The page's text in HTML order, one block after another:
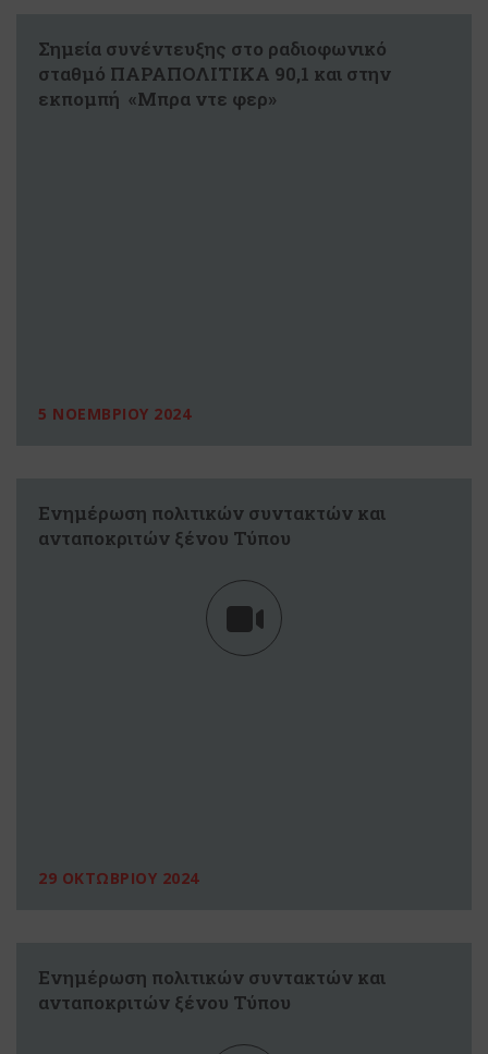
Σημεία συνέντευξης στο ραδιοφωνικό
σταθμό ΠΑΡΑΠΟΛΙΤΙΚΑ 90,1 και στην
εκπομπή «Μπρα ντε φερ»
5 ΝΟΕΜΒΡΙΟΥ 2024
Ενημέρωση πολιτικών συντακτών και
ανταποκριτών ξένου Τύπου
29 ΟΚΤΩΒΡΙΟΥ 2024
Ενημέρωση πολιτικών συντακτών και
ανταποκριτών ξένου Τύπου